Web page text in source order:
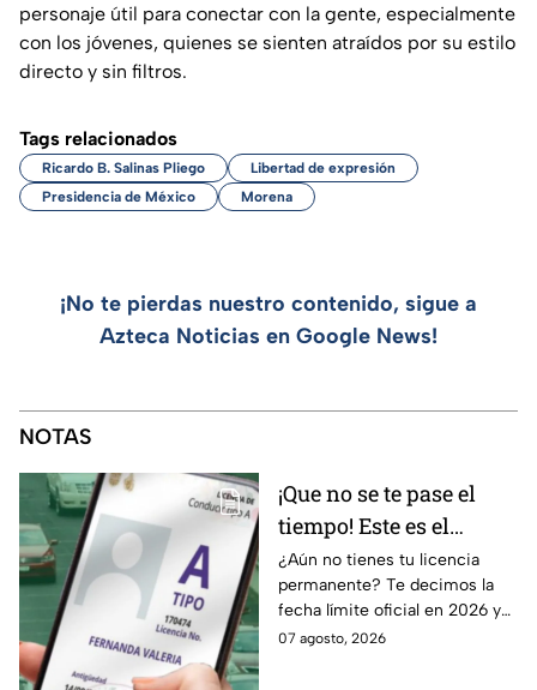
personaje útil para conectar con la gente, especialmente
con los jóvenes, quienes se sienten atraídos por su estilo
directo y sin filtros.
Tags relacionados
Ricardo B. Salinas Pliego
Libertad de expresión
Presidencia de México
Morena
¡No te pierdas nuestro contenido, sigue a
Azteca Noticias en Google News!
NOTAS
¡Que no se te pase el
tiempo! Este es el
último día para
tramitar la licencia
permanente en CDMX y
Edomex
¿Aún no tienes tu licencia
permanente? Te decimos la
fecha límite oficial en 2026 y
los requisitos para tramitarla
07 agosto, 2026